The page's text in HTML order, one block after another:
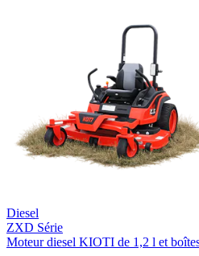
Diesel
ZXD Série
Moteur diesel KIOTI de 1,2 l et